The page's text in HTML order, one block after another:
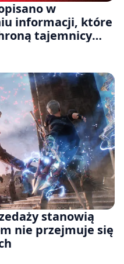
w
informacji, które
tajemnicy
odrzucenia
stanowią
nie przejmuje się